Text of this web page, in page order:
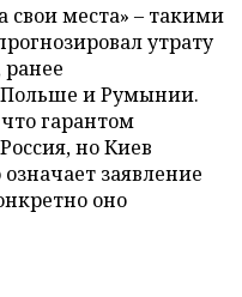
свои места» – такими
утрату
и Румынии.
гарантом
но Киев
заявление
оно